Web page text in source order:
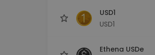
USD1
USD1
Ethena USDe